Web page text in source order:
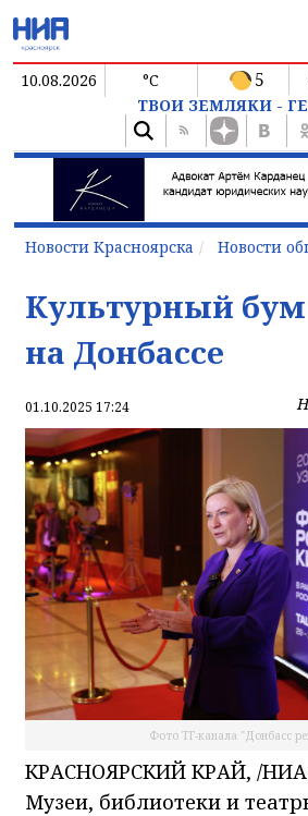
10.08.2026 °C 5
ТВОИ ЗЕМЛЯКИ -
Новости Красноярска Новости
Культурный бум
на Донбассе
01.10.2025 17:24
Фото ТГ-канала "Донбасс
КРАСНОЯРСКИЙ КРАЙ, /
Музеи, библиотеки и